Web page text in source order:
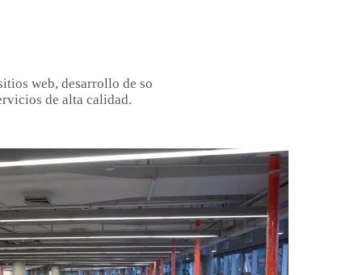
web, desarrollo de so
de alta calidad.